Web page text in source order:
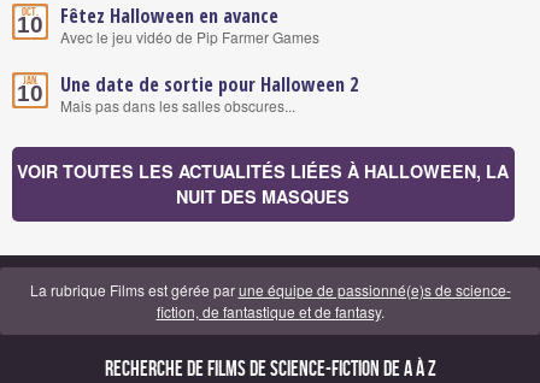
Oct.
10 Fêtez Halloween en avance
Avec le jeu vidéo de Pip Farmer Games
Jan.
10 Une date de sortie pour Halloween 2
Mais pas dans les salles obscures...
VOIR TOUTES LES ACTUALITÉS LIÉES À HALLOWEEN, LA
NUIT DES MASQUES
La rubrique Films est gérée parune équipe de passionné(e)s de science-
fiction, de fantastique et de fantasy.
Recherche de Films de science-fiction de A à Z